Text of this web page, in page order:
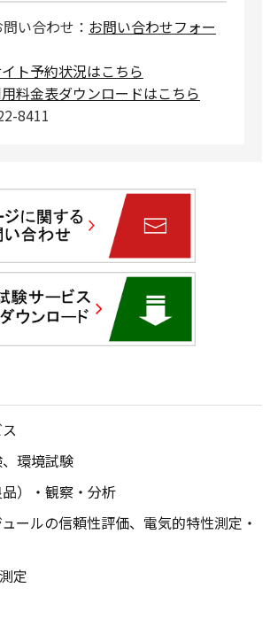
い合わせ： お問い合わせフォー
ト予約状況はこちら
料金表ダウンロードはこちら
8411
環境試験
）・観察・分析
ールの信頼性評価、電気的特性測定・
定